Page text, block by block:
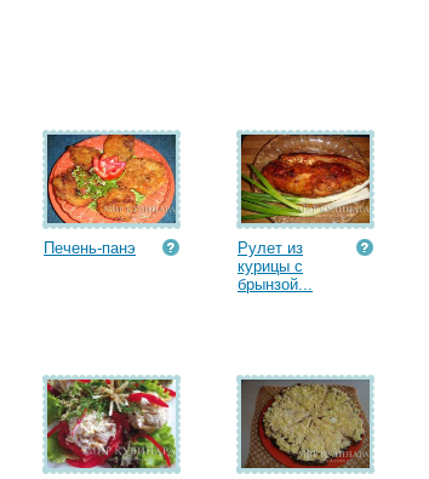
Печень-панэ
Рулет из
курицы с
брынзой...